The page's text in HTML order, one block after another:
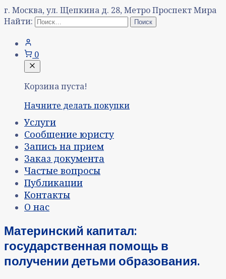
г. Москва, ул. Щепкина д. 28, Метро Проспект Мира
Найти:
0
Корзина пуста!
Начните делать покупки
Услуги
Сообщение юристу
Запись на прием
Заказ документа
Частые вопросы
Публикации
Контакты
О нас
Материнский капитал:
государственная помощь в
получении детьми образования.